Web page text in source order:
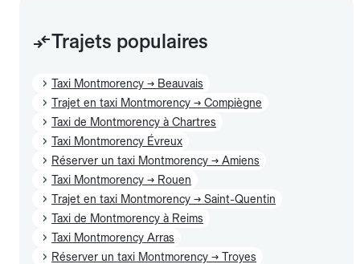
Trajets populaires
Taxi Montmorency → Beauvais
Trajet en taxi Montmorency → Compiègne
Taxi de Montmorency à Chartres
Taxi Montmorency Évreux
Réserver un taxi Montmorency → Amiens
Taxi Montmorency → Rouen
Trajet en taxi Montmorency → Saint-Quentin
Taxi de Montmorency à Reims
Taxi Montmorency Arras
Réserver un taxi Montmorency → Troyes